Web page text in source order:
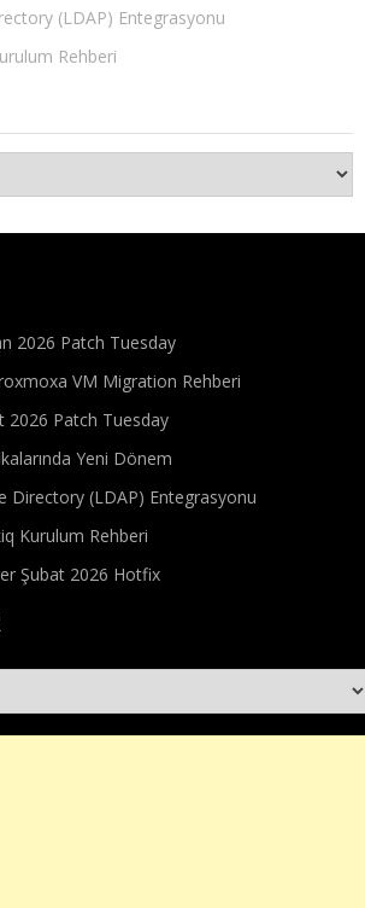
(LDAP) Entegrasyonu
Rehberi
2026 Patch Tuesday
VM Migration Rehberi
Patch Tuesday
Yeni Dönem
Directory (LDAP) Entegrasyonu
Kurulum Rehberi
Şubat 2026 Hotfix